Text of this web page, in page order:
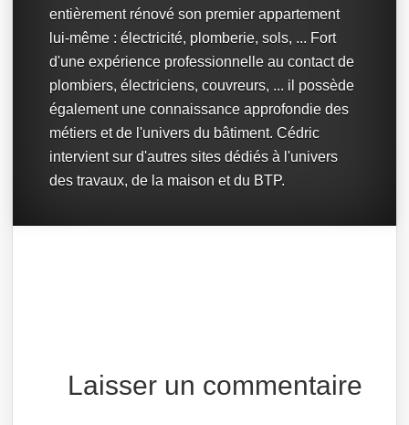
entièrement rénové son premier appartement
lui-même : électricité, plomberie, sols, ... Fort
d'une expérience professionnelle au contact de
plombiers, électriciens, couvreurs, ... il possède
également une connaissance approfondie des
métiers et de l'univers du bâtiment. Cédric
intervient sur d'autres sites dédiés à l'univers
des travaux, de la maison et du BTP.
Laisser un commentaire